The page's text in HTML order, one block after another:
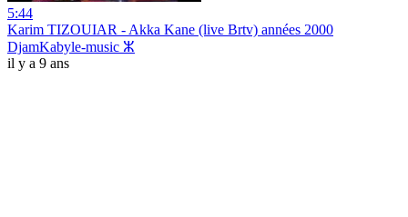
5:44
Karim TIZOUIAR - Akka Kane (live Brtv) années 2000
DjamKabyle-music ⵣ
il y a 9 ans